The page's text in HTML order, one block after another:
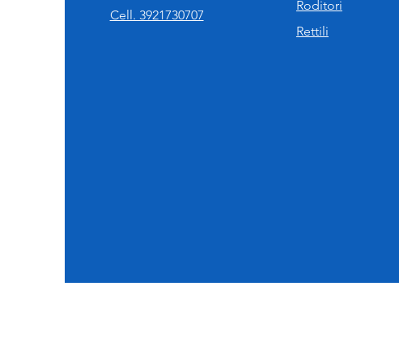
Cell. 3921730707
Roditori
Rettili